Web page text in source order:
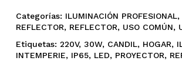
Categorías: ILUMINACIÓN PROFESIONAL,
REFLECTOR, REFLECTOR, USO COMÚN,
Etiquetas: 220V, 30W, CANDIL, HOGAR,
INTEMPERIE, IP65, LED, PROYECTOR,